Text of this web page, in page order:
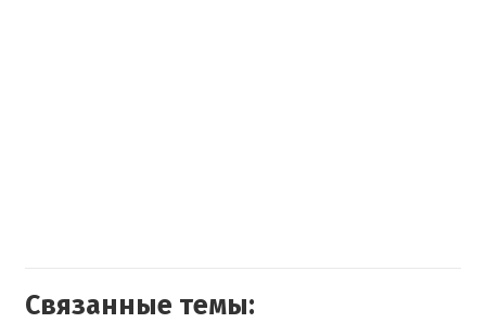
Связанные темы: